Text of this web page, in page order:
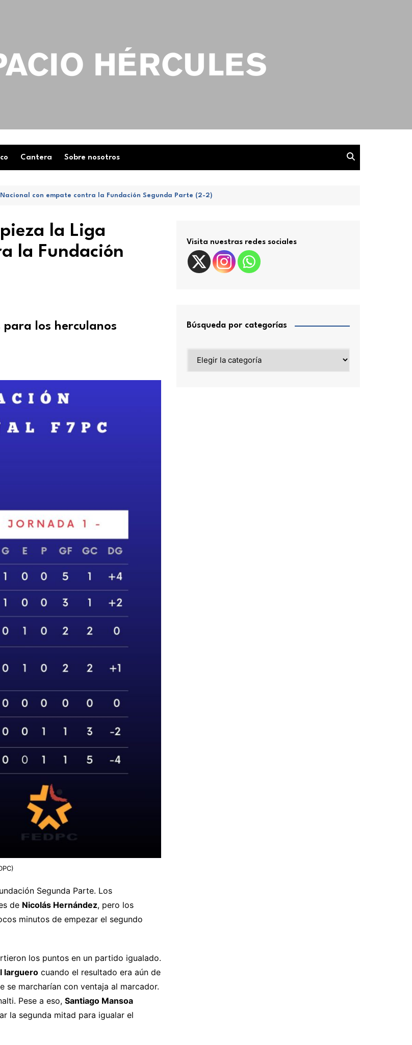
Cantera Sobre nosotros
con empate contra la Fundación Segunda Parte (2-2)
la Liga
la Fundación
para los herculanos
Segunda Parte. Los
de Nicolás Hernández, pero los
minutos de empezar el segundo
los puntos en un partido igualado.
larguero cuando el resultado era aún de
se marcharían con ventaja al marcador.
Pese a eso, Santiago Mansoa
la segunda mitad para igualar el
Visita nuestras redes sociales
Búsqueda por categorías